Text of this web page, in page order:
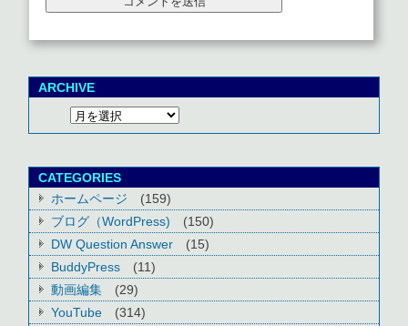
ARCHIVE
CATEGORIES
ホームページ
(159)
ブログ（WordPress)
(150)
DW Question Answer
(15)
BuddyPress
(11)
動画編集
(29)
YouTube
(314)